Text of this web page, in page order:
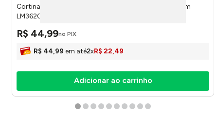
Cortina Box Estampa Sortida Plástico PEVA 178x183cm
LM3620AMB - honeyhome
R$ 44,99no PIX
R$ 44,99 em até2xR$ 22,49
Adicionar ao carrinho